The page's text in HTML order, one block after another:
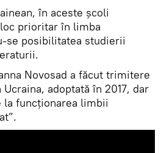
în aceste școli
prioritar în limba
se posibilitatea studierii
Novosad a făcut trimitere
adoptată în 2017, dar
la funcționarea limbii